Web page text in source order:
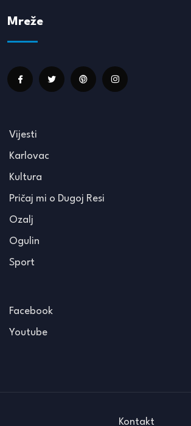
Mreže
Vijesti
Karlovac
Kultura
Pričaj mi o Dugoj Resi
Ozalj
Ogulin
Sport
Facebook
Youtube
Kontakt